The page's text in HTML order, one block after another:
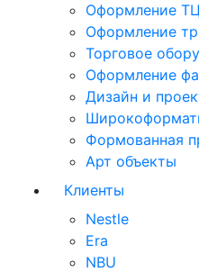
Оформление
Оформление
Торговое
Оформление
Дизайн и
Формованная
Арт объекты
Клиенты
Nestle
Era
NBU